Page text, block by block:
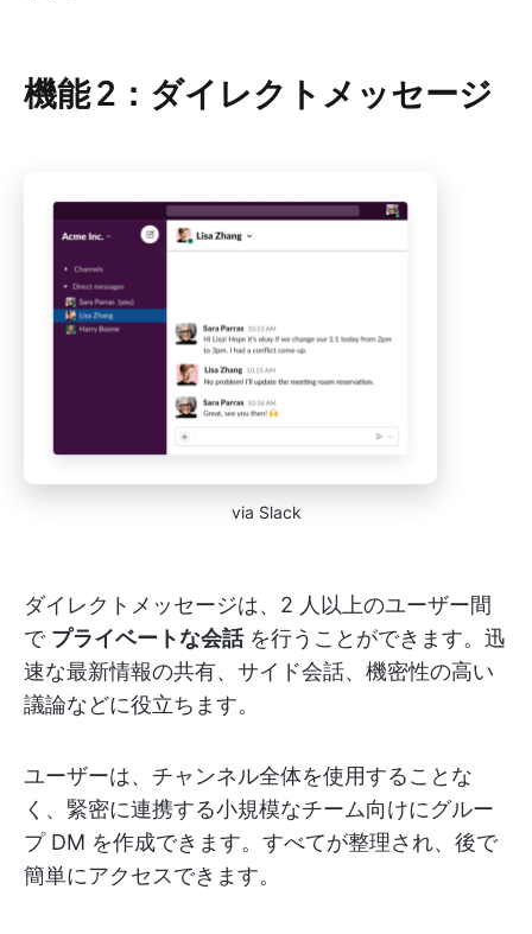
機能 2：ダイレクトメッセージ
via Slack
ダイレクトメッセージは、2 人以上のユーザー間
で プライベートな会話を行うことができます。迅
速な最新情報の共有、サイド会話、機密性の高い
議論などに役立ちます。
ユーザーは、チャンネル全体を使用することな
く、緊密に連携する小規模なチーム向けにグルー
プ DM を作成できます。すべてが整理され、後で
簡単にアクセスできます。